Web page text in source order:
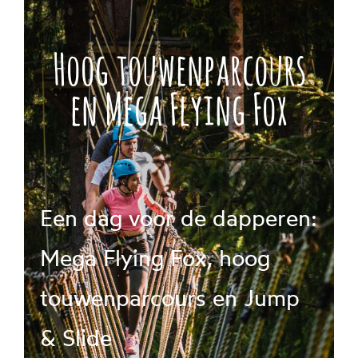
Hoog touwenparcours
en Mega Flying Fox
Een dag voor de dapperen:
Mega Flying Fox, hoog
touwenparcours en Jump
& Slide